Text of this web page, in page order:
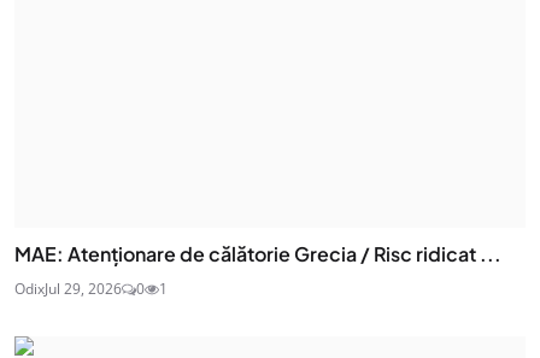
MAE: Atenţionare de călătorie Grecia / Risc ridicat ...
OdixJul 29, 2026 0 1